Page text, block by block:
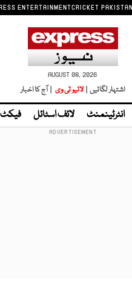
ENTERTAINMENTCRICKET PAKISTAN
AUGUST 08, 2026
اشتہار لگائیں | لائیو ٹی وی | آج کا اخبار
انٹرٹینمنٹ لائف اسٹائل